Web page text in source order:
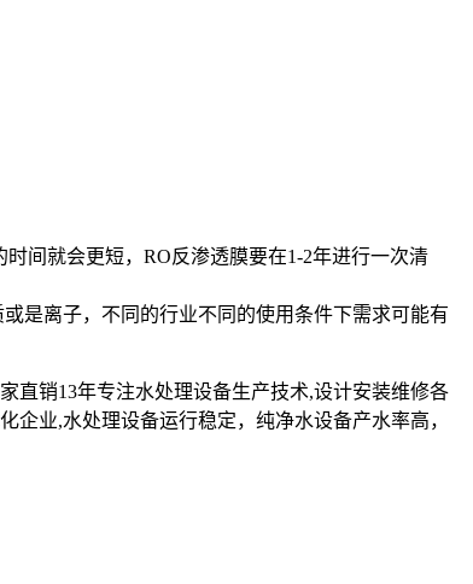
间就会更短，RO反渗透膜要在1-2年进行一次清
是离子，不同的行业不同的使用条件下需求可能有
直销13年专注水处理设备生产技术,设计安装维修各
业,水处理设备运行稳定，纯净水设备产水率高，